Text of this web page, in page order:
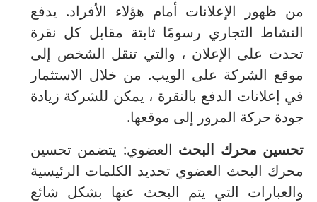
من ظهور الإعلانات أمام هؤلاء الأفراد. يدفع
النشاط التجاري رسومًا ثابتة مقابل كل نقرة
تحدث على الإعلان ، والتي تنقل الشخص إلى
موقع الشركة على الويب. من خلال الاستثمار
في إعلانات الدفع بالنقرة ، يمكن للشركة زيادة
جودة حركة المرور إلى موقعها.
تحسين محرك البحث العضوي: يتضمن تحسين
محرك البحث العضوي تحديد الكلمات الرئيسية
والعبارات التي يتم البحث عنها بشكل شائع